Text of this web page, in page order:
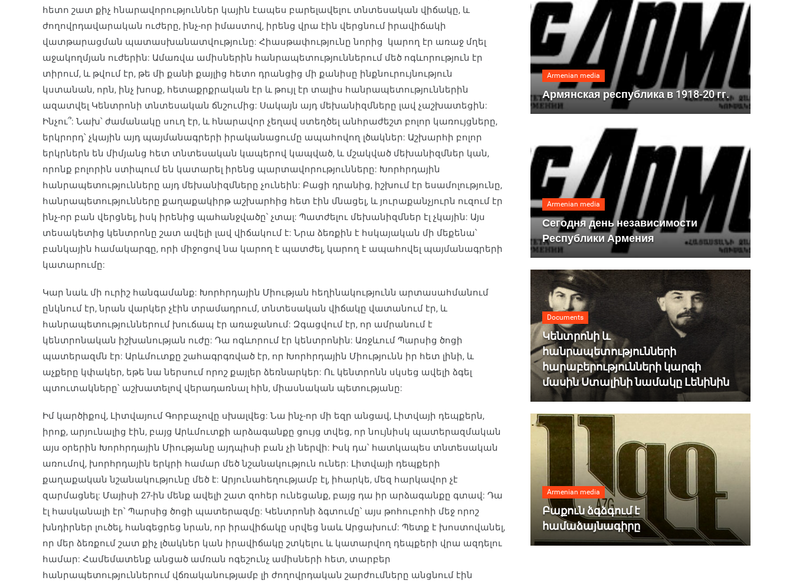
հետո շատ քիչ հնարավորություններ կային էապես բարելավելու տնտեսական վիճակը, և
ժողովրդավարական ուժերը, ինչ-որ իմաստով, իրենց վրա էին վերցնում իրավիճակի
վատթարացման պատասխանատվությունը: Հիասթափությունը նորից կարող էր առաջ մղել
աջակողմյան ուժերին: Ամառվա ամիսներին հանրապետություններում մեծ ոգևորություն էր
տիրում, և թվում էր, թե մի քանի քայլից հետո դրանցից մի քանիսը ինքնուրույնություն
կստանան, որն, ինչ խոսք, հետաքրքրական էր և թույլ էր տալիս հանրապետություններին
ազատվել Կենտրոնի տնտեսական ճնշումից: Սակայն այդ մեխանիզմները լավ չաշխատեցին:
Ինչու՞: Նախ՝ ժամանակը սուղ էր, և հնարավոր չեղավ ստեղծել անհրաժեշտ բոլոր կառույցները,
երկրորդ՝ չկային այդ պայմանագրերի իրականացումը ապահովող լծակներ: Աշխարհի բոլոր
երկրներն են միմյանց հետ տնտեսական կապերով կապված, և մշակված մեխանիզմներ կան,
որոնք բոլորին ստիպում են կատարել իրենց պարտավորությունները: Խորհրդային
հանրապետությունները այդ մեխանիզմները չունեին: Բացի դրանից, իշխում էր եսամոլությունը,
հանրապետությունները քաղաքակիրթ աշխարհից հետ էին մնացել, և յուրաքանչյուրն ուզում էր
ինչ-որ բան վերցնել, իսկ իրենից պահանջվածը՝ չտալ: Պատժելու մեխանիզմներ էլ չկային: Այս
տեսակետից կենտրոնը շատ ավելի լավ վիճակում է: Նրա ձեռքին է հսկայական մի մեքենա՝
բանկային համակարգը, որի միջոցով նա կարող է պատժել, կարող է ապահովել պայմանագրերի
կատարումը:
Կար նաև մի ուրիշ հանգամանք: Խորհրդային Միության հեղինակությունն արտասահմանում
ընկնում էր, նրան վարկեր չէին տրամադրում, տնտեսական վիճակը վատանում էր, և
հանրապետություններում խուճապ էր առաջանում: Զգացվում էր, որ ամրանում է
կենտրոնական իշխանության ուժը: Դա ոգևորում էր կենտրոնին: Առջևում Պարսից ծոցի
պատերազմն էր: Արևմուտքը շահագրգռված էր, որ Խորհրդային Միությունն իր հետ լինի, և
աչքերը կփակեր, եթե նա ներսում որոշ քայլեր ձեռնարկեր: Ու կենտրոնն սկսեց ավելի ձգել
պտուտակները՝ աշխատելով վերադառնալ հին, միասնական պետությանը:
Իմ կարծիքով, Լիտվայում Գորբաչովը սխալվեց: Նա ինչ-որ մի եզր անցավ, Լիտվայի դեպքերն,
իրոք, արյունալից էին, բայց Արևմուտքի արձագանքը ցույց տվեց, որ նույնիսկ պատերազմական
այս օրերին Խորհրդային Միությանը այդպիսի բան չի ներվի: Իսկ դա՝ հատկապես տնտեսական
առումով, խորհրդային երկրի համար մեծ նշանակություն ուներ: Լիտվայի դեպքերի
քաղաքական նշանակությունը մեծ է: Արյունահեղությամբ էլ, իհարկե, մեզ հարկավոր չէ
զարմացնել: Մայիսի 27-ին մենք ավելի շատ զոհեր ունեցանք, բայց դա իր արձագանքը գտավ: Դա
էլ հասկանալի էր՝ Պարսից ծոցի պատերազմը: Կենտրոնի ձգտումը՝ այս թոհուբոհի մեջ որոշ
խնդիրներ լուծել, հանգեցրեց նրան, որ իրավիճակը սրվեց նաև Արցախում: Պետք է խոստովանել,
որ մեր ձեռքում շատ քիչ լծակներ կան իրավիճակը շտկելու և կատարվող դեպքերի վրա ազդելու
համար: Համեմատենք անցած ամռան ոգեշունչ ամիսների հետ, տարբեր
հանրապետություններում վճռականությամբ լի ժողովրդական շարժումները անցնում էին
Armenian media
Армянская республика в 1918-20 гг.
Armenian media
Сегодня день независимости
Республики Армения
Documents
Կենտրոնի և
հանրապետությունների
հարաբերությունների կարգի
մասին Ստալինի նամակը Լենինին
Armenian media
Բաքուն ձգձգում է
համաձայնագիրը